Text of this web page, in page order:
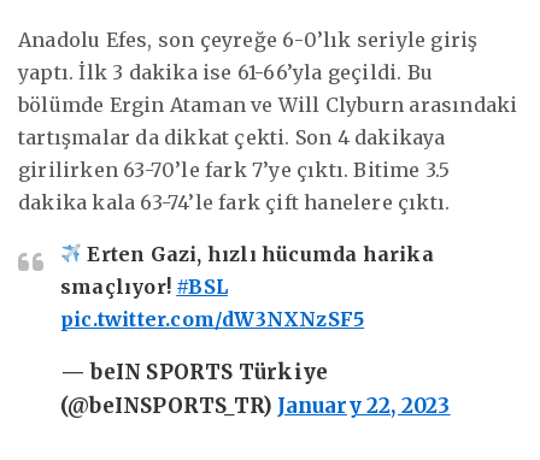
Anadolu Efes, son çeyreğe 6-0’lık seriyle giriş
yaptı. İlk 3 dakika ise 61-66’yla geçildi. Bu
bölümde Ergin Ataman ve Will Clyburn arasındaki
tartışmalar da dikkat çekti. Son 4 dakikaya
girilirken 63-70’le fark 7’ye çıktı. Bitime 3.5
dakika kala 63-74’le fark çift hanelere çıktı.
Erten Gazi, hızlı hücumda harika
smaçlıyor! #BSL
pic.twitter.com/dW3NXNzSF5
— beIN SPORTS Türkiye
(@beINSPORTS_TR) January 22, 2023